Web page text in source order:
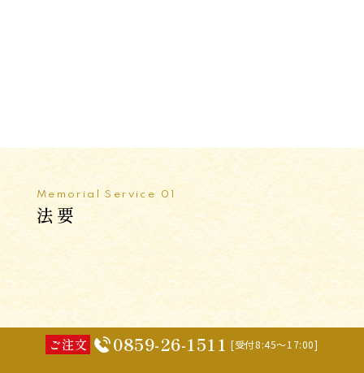
ご注文 0859-26-1511 [受付8:45～17:00]
Memorial Service 01
法要